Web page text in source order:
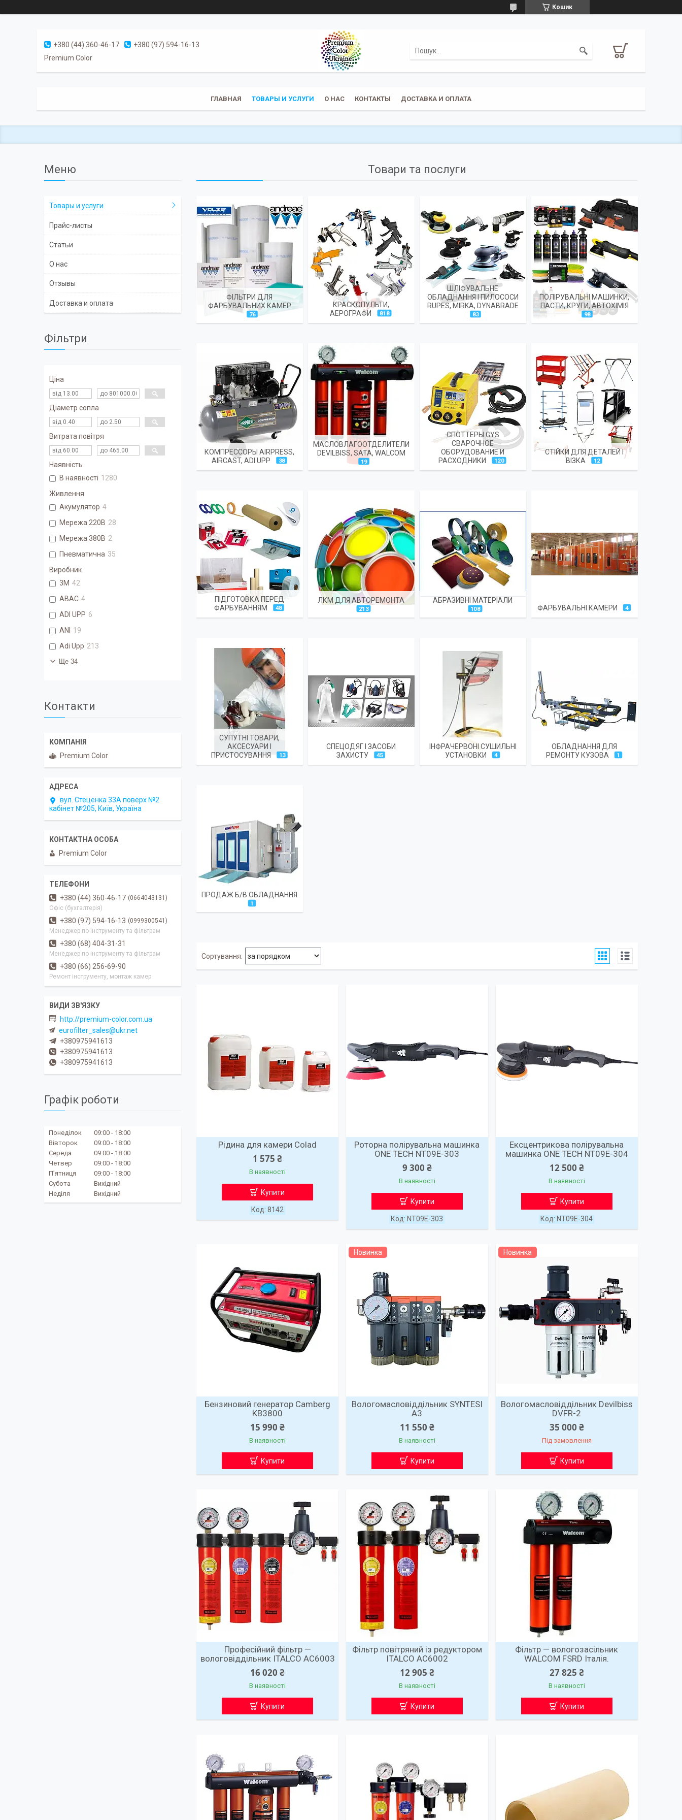
Кошик
+380 (44) 360-46-17
+380 (97) 594-16-13
Premium Color
ГЛАВНАЯ ТОВАРЫ И УСЛУГИ О НАС КОНТАКТЫ ДОСТАВКА И ОПЛАТА
Товари та послуги
ФІЛЬТРИ ДЛЯ
ФАРБУВАЛЬНИХ КАМЕР
76
КРАСКОПУЛЬТИ,
АЕРОГРАФИ
818
ШЛІФУВАЛЬНЕ
ОБЛАДНАННЯ І ПИЛОСОСИ
RUPES, MIRKA, DYNABRADE
83
ПОЛІРУВАЛЬНІ МАШИНКИ,
ПАСТИ, КРУГИ, АВТОХІМІЯ
98
КОМПРЕССОРЫ AIRPRESS,
AIRCAST, ADI UPP
38
МАСЛОВЛАГООТДЕЛИТЕЛИ
DEVILBISS, SATA, WALCOM
19
СПОТТЕРЫ GYS
СВАРОЧНОЕ
ОБОРУДОВАНИЕ И
РАСХОДНИКИ
120
СТІЙКИ ДЛЯ ДЕТАЛЕЙ І
ВІЗКА
12
ПІДГОТОВКА ПЕРЕД
ФАРБУВАННЯМ
48
ЛКМ ДЛЯ АВТОРЕМОНТА
213
АБРАЗИВНІ МАТЕРІАЛИ
108 ФАРБУВАЛЬНІ КАМЕРИ 4
СУПУТНІ ТОВАРИ,
АКСЕСУАРИ І
ПРИСТОСУВАННЯ
13
СПЕЦОДЯГ І ЗАСОБИ
ЗАХИСТУ
45
ІНФРАЧЕРВОНІ СУШИЛЬНІ
УСТАНОВКИ
4
ОБЛАДНАННЯ ДЛЯ
РЕМОНТУ КУЗОВА
1
ПРОДАЖ Б/В ОБЛАДНАННЯ
1
Рідина для камери Colad
1 575 ₴
В наявності
Купити
8142
Роторна полірувальна машинка
ONE TECH NT09E-303
9 300 ₴
В наявності
Купити
NT09E-303
Ексцентрикова полірувальна
машинка ONE TECH NT09E-304
12 500 ₴
В наявності
Купити
NT09E-304
Бензиновий генератор Camberg
KB3800
15 990 ₴
В наявності
Купити
Новинка
Вологомасловіддільник SYNTESI
A3
11 550 ₴
В наявності
Купити
Новинка
Вологомасловіддільник Devilbiss
DVFR-2
35 000 ₴
Під замовлення
Купити
Професійний фільтр —
вологовіддільник ITALCO AC6003
16 020 ₴
В наявності
Купити
Фільтр повітряний із редуктором
ITALCO AC6002
12 905 ₴
В наявності
Купити
Фільтр — вологозасільник
WALCOM FSRD Італія.
27 825 ₴
В наявності
Купити
Товары и услуги
Прайс-листы
Статьи
О нас
Отзывы
Доставка и оплата
Фільтри
Ціна
Діаметр сопла
Витрата повітря
Наявність
В наявності 1280
Живлення
Акумулятор 4
Мережа 220В 28
Мережа 380В 2
Пневматична 35
Виробник
3М 42
ABAC 4
ADI UPP 6
ANI
19
Adi Upp 213
Ще 34
Контакти
Premium Color
вул. Стеценка 33А поверх №2
кабінет №205, Київ, Україна
Premium Color
+380 (44) 360-46-17
0664043131
Офіс (бухгалтерія)
+380 (97) 594-16-13
0999300541
Менеджер по інструменту та фільтрам
+380 (68) 404-31-31
Менеджер по інструменту та фільтрам
+380 (66) 256-69-90
Ремонт інструменту, монтаж камер
http://premium-color.com.ua
eurofilter_sales@ukr.net
+380975941613
+380975941613
+380975941613
Графік роботи
Понеділок 09:00
18:00
Вівторок
09:00
18:00
Середа
09:00
18:00
Четвер
09:00
18:00
Пʼятниця
09:00
18:00
Субота
Вихідний
Неділя
Вихідний